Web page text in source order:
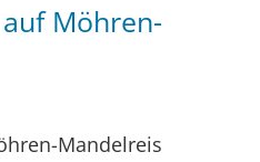
Möhren-
Mandelreis